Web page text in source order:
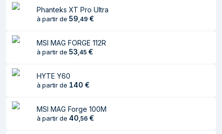
Informations sur l'emballage
Profondeur du colis 510 mm
Poids du paquet 5,7 kg
Refroidissement
Ventilateurs avant
3
Phanteks XT Pro Ultra
à partir de 59 49 €
MSI MAG FORGE 112R
à partir de 53 45 €
HYTE Y60
à partir de 140 €
MSI MAG Forge 100M
à partir de 40 56 €